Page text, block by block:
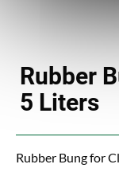
Rubber
5 Liters
Rubber Bung for